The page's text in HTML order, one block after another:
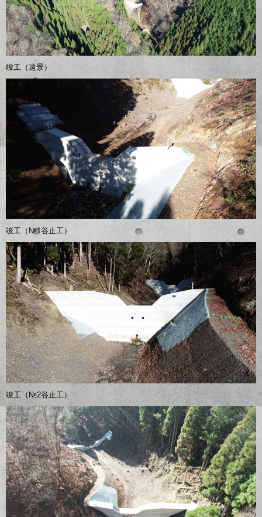
竣工（遠景）
竣工（№1谷止工）
竣工（№2谷止工）